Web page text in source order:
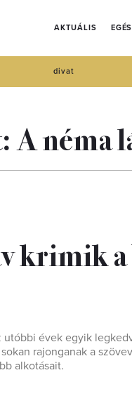
AKTUÁLIS
divat
néma
krimik
évek egyik
rajonganak a
alkotásait.